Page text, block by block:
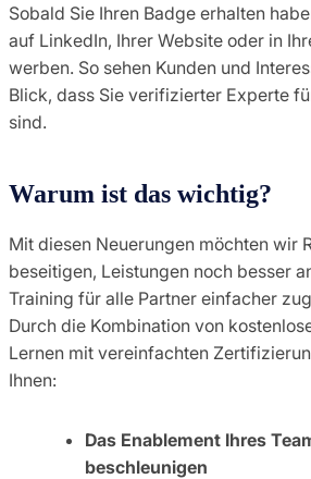
Sobald Sie Ihren Badge erhalten
auf LinkedIn, Ihrer Website oder in
werben. So sehen Kunden und
Blick, dass Sie verifizierter Experte
sind.
Warum ist das wichtig?
Mit diesen Neuerungen möchten wir
beseitigen, Leistungen noch besser
Training für alle Partner einfacher
Durch die Kombination von
Lernen mit vereinfachten
Ihnen:
Das Enablement Ihres
beschleunigen